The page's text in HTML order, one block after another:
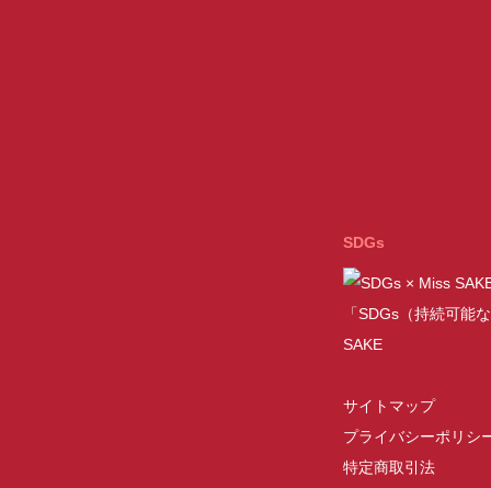
SDGs
「SDGs（持続可能
SAKE
サイトマップ
プライバシーポリシ
特定商取引法